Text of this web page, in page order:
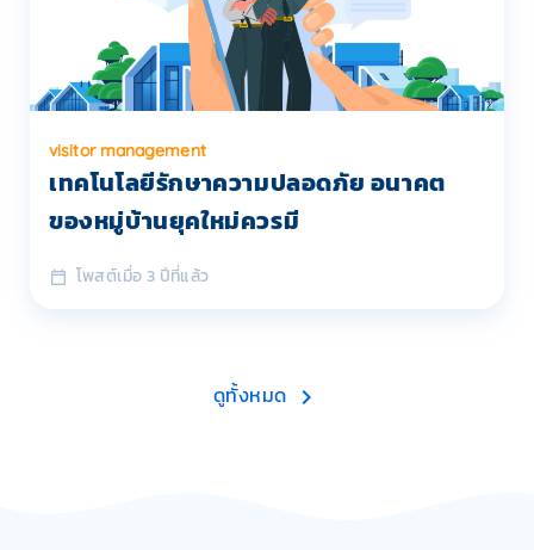
visitor management
เทคโนโลยีรักษาความปลอดภัย อนาคต
ของหมู่บ้านยุคใหม่ควรมี
โพสต์เมื่อ 3 ปีที่แล้ว
ดูทั้งหมด